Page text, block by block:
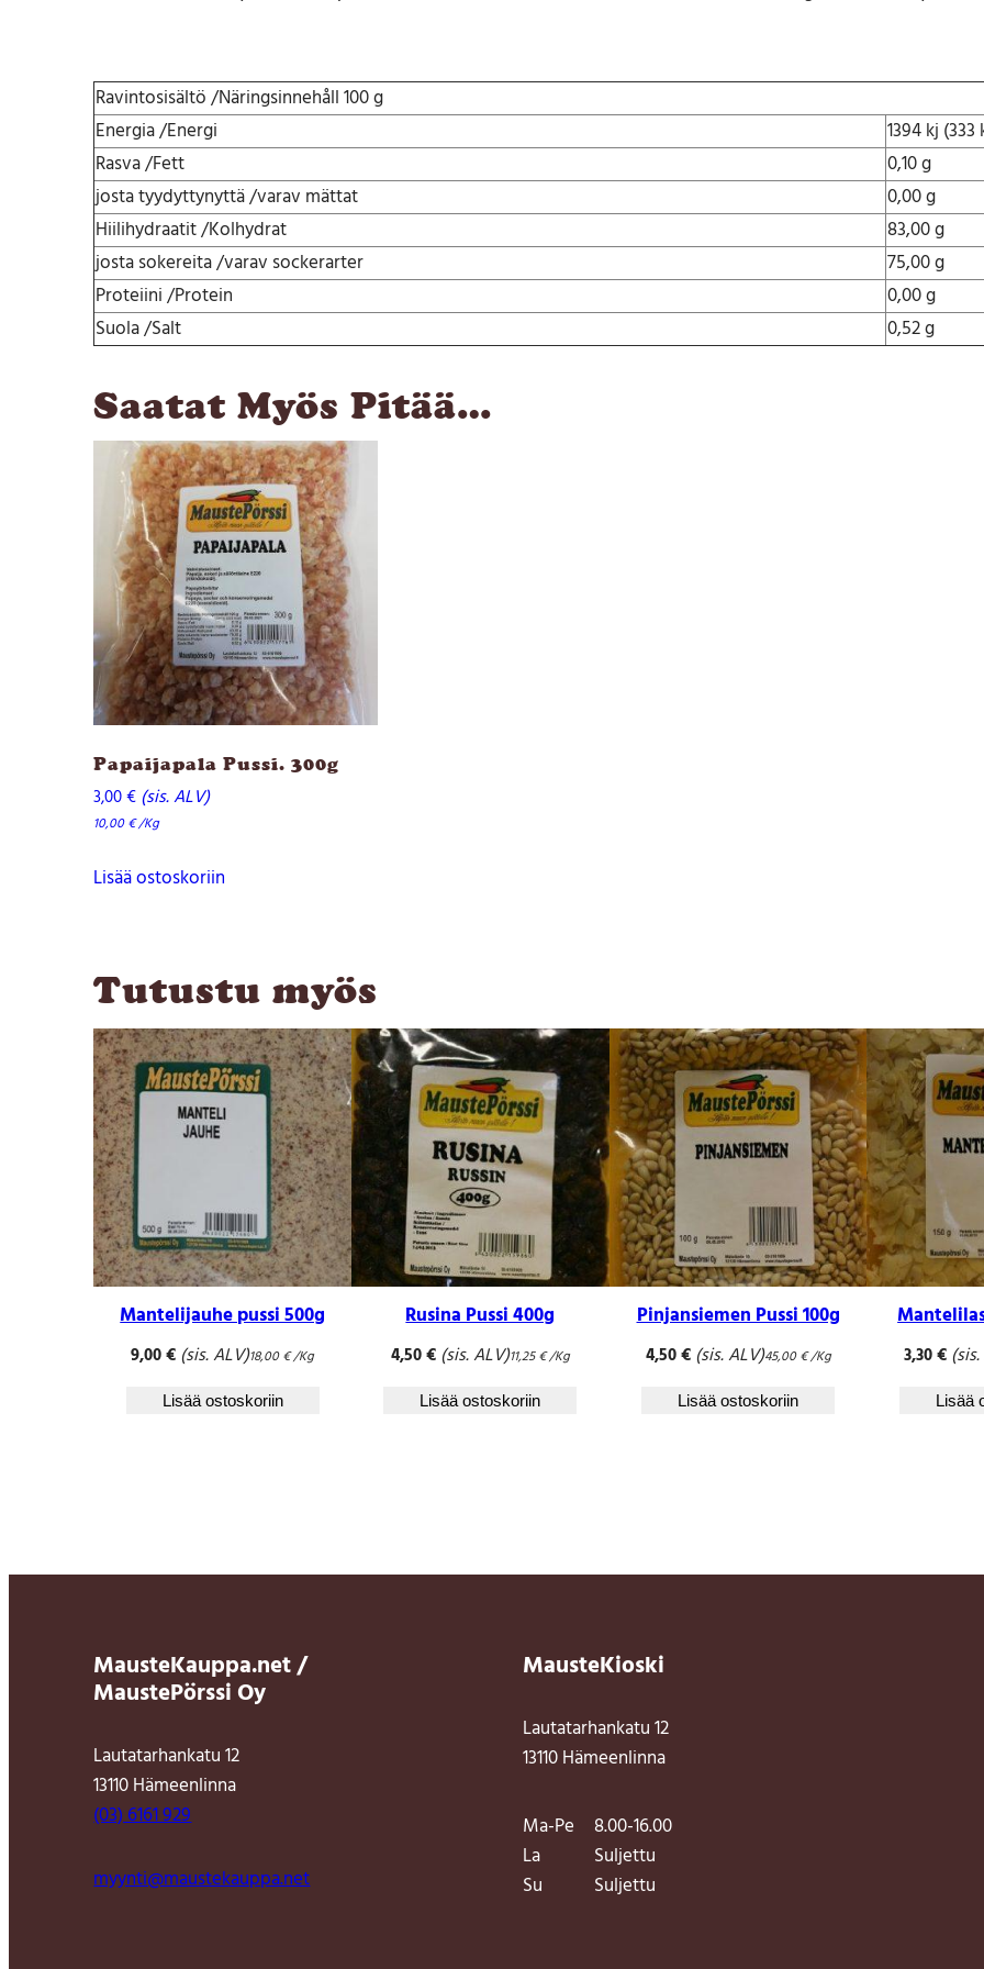
Ravintosisältö /Näringsinnehåll 100 g
Energia /Energi
1394 kj (333
Rasva /Fett
0,10 g
josta tyydyttynyttä /varav mättat
0,00 g
Hiilihydraatit /Kolhydrat
83,00 g
josta sokereita /varav sockerarter
75,00 g
Proteiini /Protein
0,00 g
Suola /Salt
0,52 g
Saatat Myös Pitää…
Papaijapala Pussi. 300g
3,00€ (sis. ALV)
10,00€/Kg
Lisää ostoskoriin
Tutustu myös
Mantelijauhe pussi 500g
9,00€ (sis. ALV)18,00€/Kg
Lisää ostoskoriin
Rusina Pussi 400g
4,50€ (sis. ALV)11,25€/Kg
Lisää ostoskoriin
Pinjansiemen Pussi 100g
4,50€ (sis. ALV)45,00€/Kg
Lisää ostoskoriin
3,30€
Lisää
MausteKauppa.net /
MaustePörssi Oy
Lautatarhankatu 12
13110 Hämeenlinna
(03) 6161 929
myynti@maustekauppa.net
MausteKioski
Lautatarhankatu 12
13110 Hämeenlinna
Ma-Pe
8.00-16.00
La
Suljettu
Su
Suljettu